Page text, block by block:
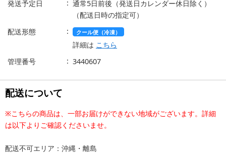
発送予定日
通常5日前後（発送日カレンダー休日除く）
（配送日時の指定可）
配送形態
クール便（冷凍）
詳細は こちら
管理番号
3440607
配送について
※こちらの商品は、一部お届けができない地域がございます。詳細
は以下よりご確認くださいませ。
配送不可エリア：沖縄・離島